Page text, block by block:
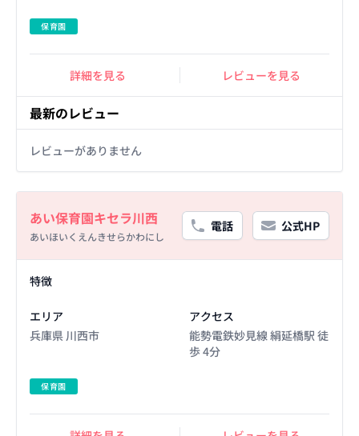
保育園
詳細を見る レビューを見る
最新のレビュー
レビューがありません
あい保育園キセラ川西
あいほいくえんきせらかわにし
電話 公式HP
特徴
エリア
兵庫県 川西市
アクセス
能勢電鉄妙見線 絹延橋駅 徒
歩 4分
保育園